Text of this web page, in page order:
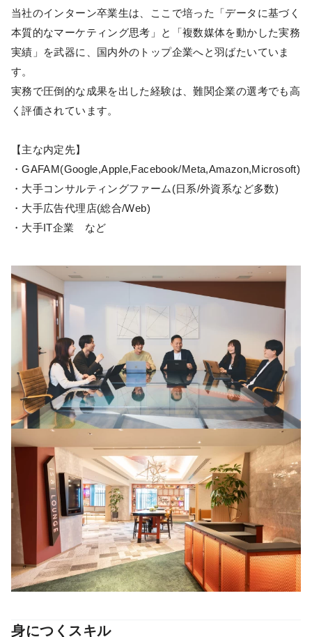
当社のインターン卒業生は、ここで培った「データに基づく
本質的なマーケティング思考」と「複数媒体を動かした実務
実績」を武器に、国内外のトップ企業へと羽ばたいていま
す。
実務で圧倒的な成果を出した経験は、難関企業の選考でも高
く評価されています。
【主な内定先】
・GAFAM(Google,Apple,Facebook/Meta,Amazon,Microsoft)
・大手コンサルティングファーム(日系/外資系など多数)
・大手広告代理店(総合/Web)
・大手IT企業 など
身につくスキル